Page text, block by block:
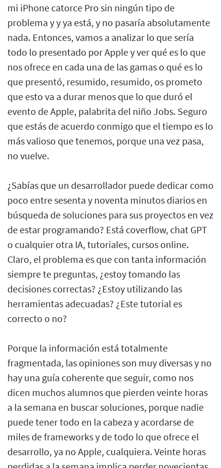
mi iPhone catorce Pro sin ningún tipo de
problema y y ya está, y no pasaría absolutamente
nada. Entonces, vamos a analizar lo que sería
todo lo presentado por Apple y ver qué es lo que
nos ofrece en cada una de las gamas o qué es lo
que presentó, resumido, resumido, os prometo
que esto va a durar menos que lo que duró el
evento de Apple, palabrita del niño Jobs. Seguro
que estás de acuerdo conmigo que el tiempo es lo
más valioso que tenemos, porque una vez pasa,
no vuelve.
¿Sabías que un desarrollador puede dedicar como
poco entre sesenta y noventa minutos diarios en
búsqueda de soluciones para sus proyectos en vez
de estar programando? Está coverflow, chat GPT
o cualquier otra IA, tutoriales, cursos online.
Claro, el problema es que con tanta información
siempre te preguntas, ¿estoy tomando las
decisiones correctas? ¿Estoy utilizando las
herramientas adecuadas? ¿Este tutorial es
correcto o no?
Porque la información está totalmente
fragmentada, las opiniones son muy diversas y no
hay una guía coherente que seguir, como nos
dicen muchos alumnos que pierden veinte horas
a la semana en buscar soluciones, porque nadie
puede tener todo en la cabeza y acordarse de
miles de frameworks y de todo lo que ofrece el
desarrollo, ya no Apple, cualquiera. Veinte horas